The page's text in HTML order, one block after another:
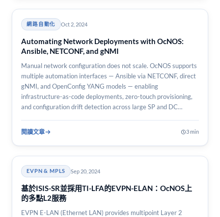
網路自動化 Oct 2, 2024
Automating Network Deployments with OcNOS:
Ansible, NETCONF, and gNMI
Manual network configuration does not scale. OcNOS supports
multiple automation interfaces — Ansible via NETCONF, direct
gNMI, and OpenConfig YANG models — enabling
infrastructure-as-code deployments, zero-touch provisioning,
and configuration drift detection across large SP and DC
閱讀文章 3 min
EVPN & MPLS Sep 20, 2024
基於ISIS-SR並採用TI-LFA的EVPN-ELAN：OcNOS上
的多點L2服務
EVPN E-LAN (Ethernet LAN) provides multipoint Layer 2